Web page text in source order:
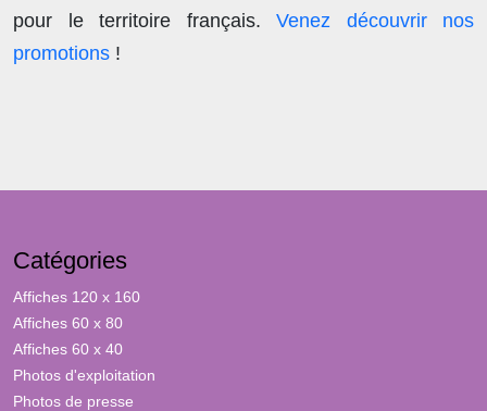
pour le territoire français. Venez découvrir nos
promotions !
Catégories
Affiches 120 x 160
Affiches 60 x 80
Affiches 60 x 40
Photos d'exploitation
Photos de presse